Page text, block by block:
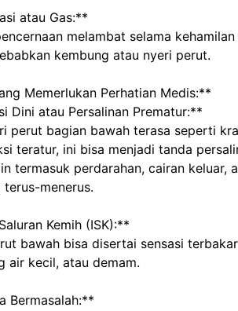
atau Gas:**
kembung atau nyeri perut.
Memerlukan Perhatian Medis:**
Dini atau Persalinan Prematur:**
teratur, ini bisa menjadi tanda
terus-menerus.
Kemih (ISK):**
air kecil, atau demam.
Bermasalah:**